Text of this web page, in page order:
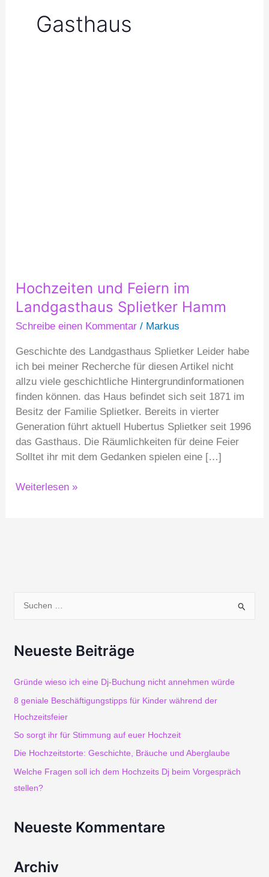
Gasthaus
Hochzeiten und Feiern im
Landgasthaus Splietker Hamm
Schreibe einen Kommentar / Markus
Geschichte des Landgasthaus Splietker Leider habe
ich bei meiner Recherche für diesen Artikel nicht
allzu viele geschichtliche Hintergrundinformationen
finden können. das Haus befindet sich seit 1871 im
Besitz der Familie Splietker. Bereits in vierter
Generation führt aktuell Hubertus Splietker seit 1996
das Gasthaus. Die Räumlichkeiten für deine Feier
Solltet ihr mit dem Gedanken spielen eine […]
Weiterlesen »
c
e
n
n
Neueste Beiträge
Gründe wieso ich eine Dj-Buchung nicht annehmen würde
8 geniale Beschäftigungstipps für Kinder während der
Hochzeitsfeier
So sorgt ihr für Stimmung auf euer Hochzeit
Die Hochzeitstorte: Geschichte, Bräuche und Aberglaube
Welche Fragen soll ich dem Hochzeits Dj beim Vorgespräch
stellen?
Neueste Kommentare
Archiv